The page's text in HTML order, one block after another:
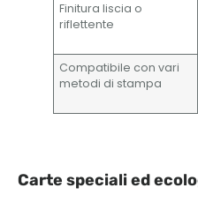
Finitura liscia o
riflettente
Compatibile con vari
metodi di stampa
Carte speciali ed